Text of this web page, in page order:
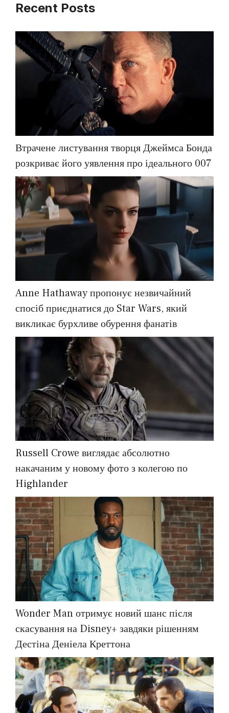
Recent Posts
Втрачене листування творця Джеймса Бонда
розкриває його уявлення про ідеального 007
Anne Hathaway пропонує незвичайний
спосіб приєднатися до Star Wars, який
викликає бурхливе обурення фанатів
Russell Crowe виглядає абсолютно
накачаним у новому фото з колегою по
Highlander
Wonder Man отримує новий шанс після
скасування на Disney+ завдяки рішенням
Дестіна Деніела Креттона